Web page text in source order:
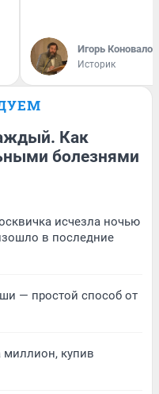
Игорь Коновалов
Историк
Как
болезнями
исчезла ночью
в последние
— простой способ от
миллион, купив